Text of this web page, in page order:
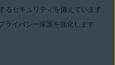
るセキュリティを備えています
ライバシー保護を強化します